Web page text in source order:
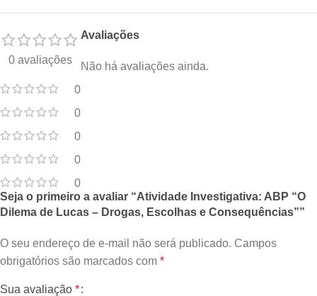
0 avaliações
0
0
0
0
0
Avaliações
Não há avaliações ainda.
Seja o primeiro a avaliar “Atividade Investigativa: ABP “O
Dilema de Lucas – Drogas, Escolhas e Consequências””
O seu endereço de e-mail não será publicado. Campos
obrigatórios são marcados com *
Sua avaliação *